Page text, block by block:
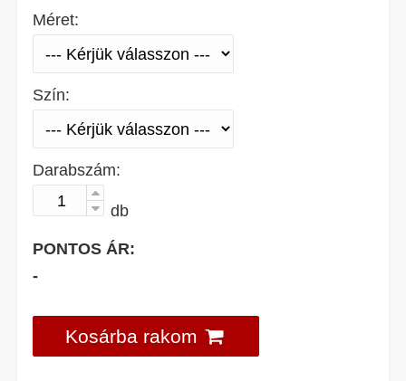
Méret:
Szín:
Darabszám:
db
PONTOS ÁR:
-
Kosárba rakom